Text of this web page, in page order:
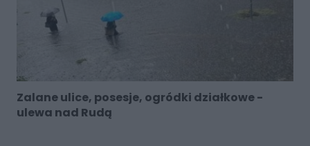
Zalane ulice, posesje, ogródki działkowe -
ulewa nad Rudą